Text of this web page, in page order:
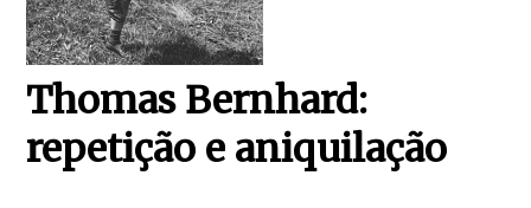
Thomas Bernhard:
repetição e aniquilação